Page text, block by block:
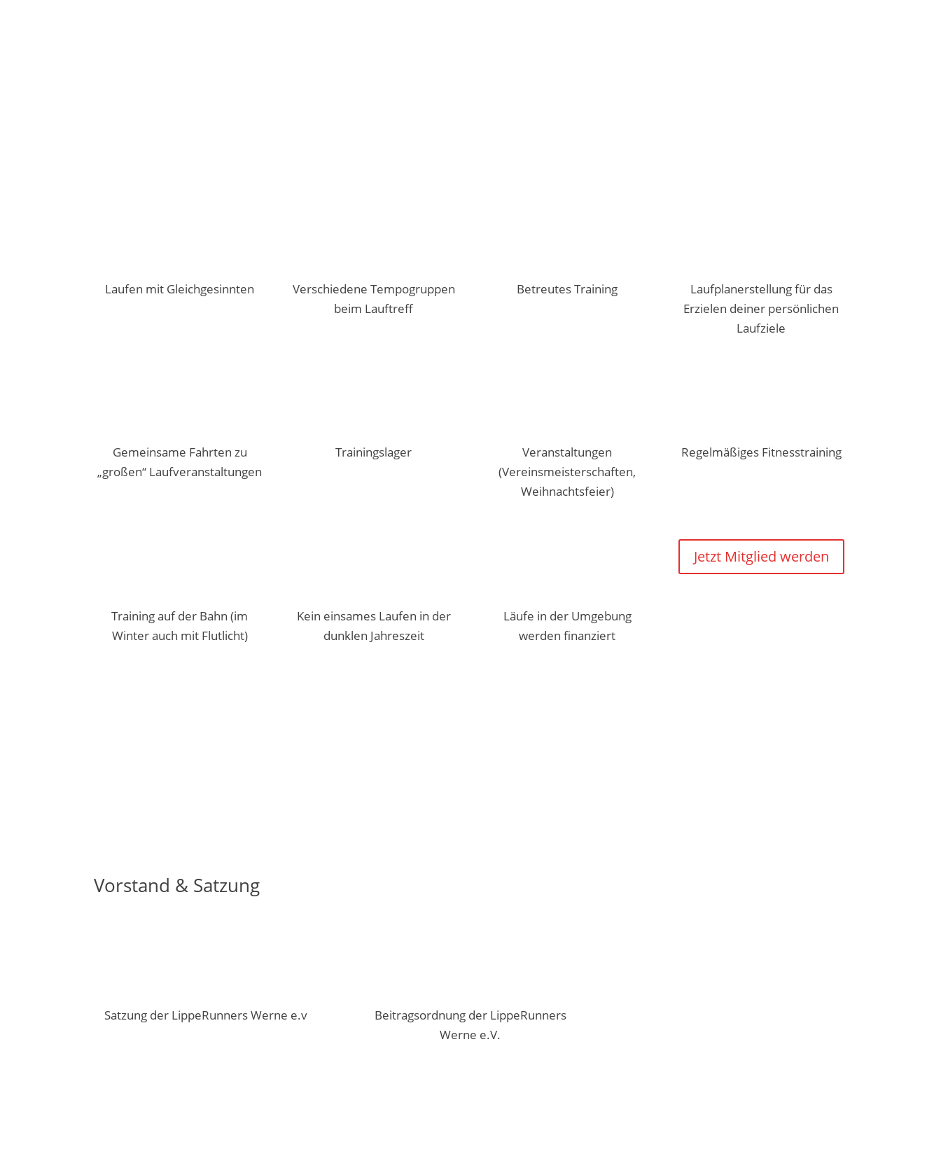
Laufen mit Gleichgesinnten
Verschiedene Tempogruppen
beim Lauftreff
Betreutes Training
Laufplanerstellung für das
Erzielen deiner persönlichen
Laufziele
Gemeinsame Fahrten zu
„großen“ Laufveranstaltungen
Trainingslager
Veranstaltungen
(Vereinsmeisterschaften,
Weihnachtsfeier)
Regelmäßiges Fitnesstraining
Training auf der Bahn (im
Winter auch mit Flutlicht)
Kein einsames Laufen in der
dunklen Jahreszeit
Läufe in der Umgebung
werden finanziert
Jetzt Mitglied werden
Vorstand & Satzung
Satzung der LippeRunners Werne e.v
Beitragsordnung der LippeRunners
Werne e.V.